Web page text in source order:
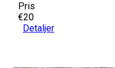
Pris
€20
Detaljer